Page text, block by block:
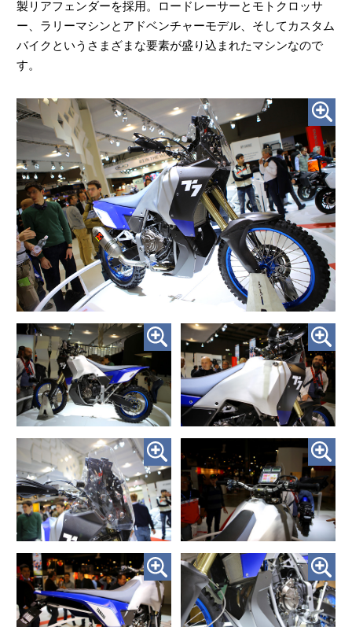
製リアフェンダーを採用。ロードレーサーとモトクロッサ
ー、ラリーマシンとアドベンチャーモデル、そしてカスタム
バイクというさまざまな要素が盛り込まれたマシンなので
す。